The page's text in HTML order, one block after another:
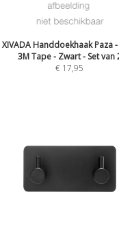
XIVADA Handdoekhaak Paza -
3M Tape - Zwart - Set van
€ 17,95